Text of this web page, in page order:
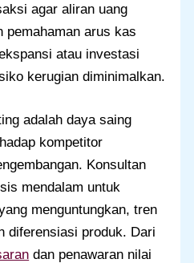
agar aliran uang
pemahaman arus kas
atau investasi
kerugian diminimalkan.
adalah daya saing
kompetitor
Konsultan
mendalam untuk
menguntungkan, tren
diferensiasi produk. Dari
dan penawaran nilai